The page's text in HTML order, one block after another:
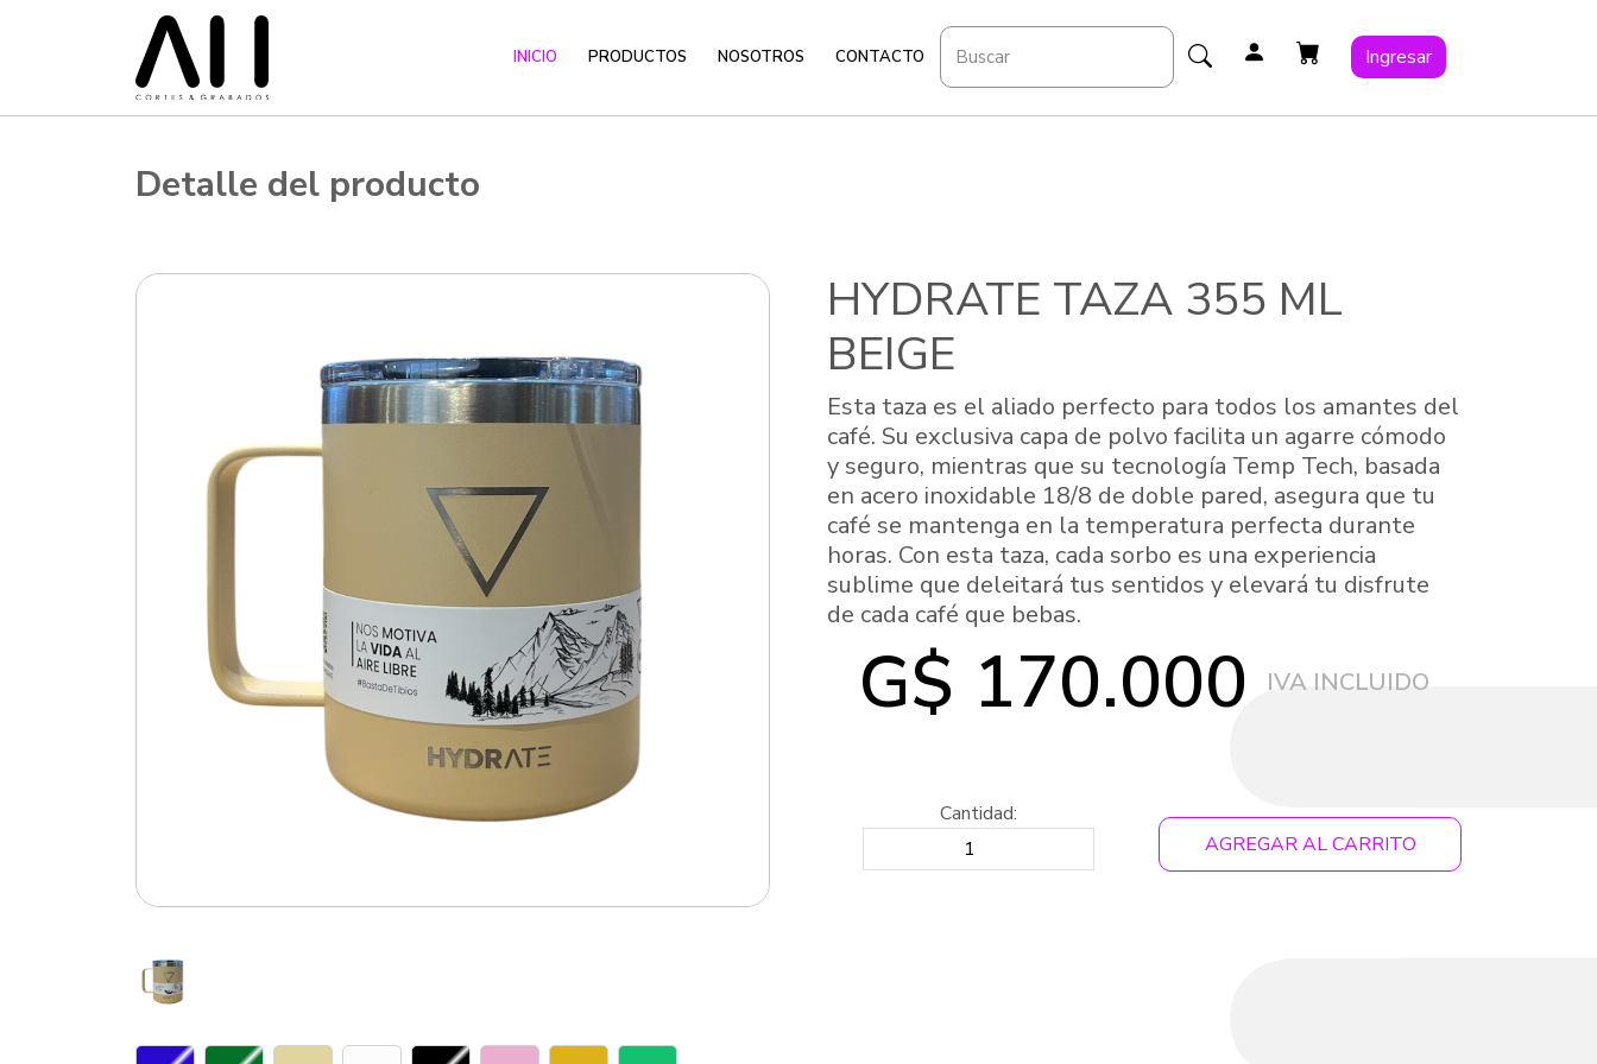
INICIO PRODUCTOS NOSOTROS CONTACTO Ingresar
Detalle del producto
HYDRATE TAZA 355 ML
BEIGE
Esta taza es el aliado perfecto para todos los amantes del
café. Su exclusiva capa de polvo facilita un agarre cómodo
y seguro, mientras que su tecnología Temp Tech, basada
en acero inoxidable 18/8 de doble pared, asegura que tu
café se mantenga en la temperatura perfecta durante
horas. Con esta taza, cada sorbo es una experiencia
sublime que deleitará tus sentidos y elevará tu disfrute
de cada café que bebas.
G$ 170.000
Cantidad:
AGREGAR AL CARRITO